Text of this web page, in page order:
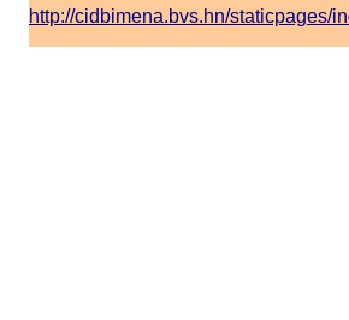
http://cidbimena.bvs.hn/staticpages/